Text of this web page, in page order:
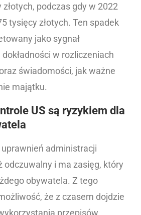
podczas gdy w 2022
tysięcy złotych. Ten spadek
jako sygnał
w rozliczeniach
świadomości, jak ważne
majątku.
US są ryzykiem dla
administracji
odczuwalny i ma zasięg, który
obywatela. Z tego
że z czasem dojdzie
przepisów,